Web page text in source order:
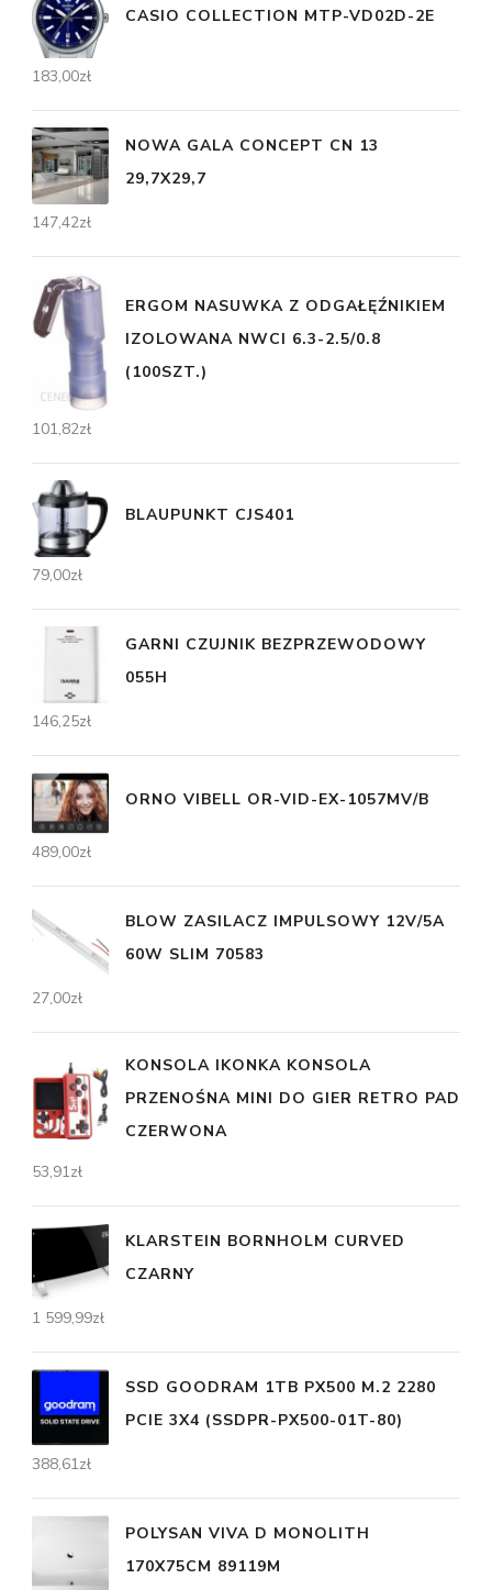
CASIO COLLECTION MTP-VD02D-2E
183,00zł
NOWA GALA CONCEPT CN 13
29,7X29,7
147,42zł
ERGOM NASUWKA Z ODGAŁĘŹNIKIEM
IZOLOWANA NWCI 6.3-2.5/0.8
(100SZT.)
101,82zł
BLAUPUNKT CJS401
79,00zł
GARNI CZUJNIK BEZPRZEWODOWY
055H
146,25zł
ORNO VIBELL OR-VID-EX-1057MV/B
489,00zł
BLOW ZASILACZ IMPULSOWY 12V/5A
60W SLIM 70583
27,00zł
KONSOLA IKONKA KONSOLA
PRZENOŚNA MINI DO GIER RETRO PAD
CZERWONA
53,91zł
KLARSTEIN BORNHOLM CURVED
CZARNY
1 599,99zł
SSD GOODRAM 1TB PX500 M.2 2280
PCIE 3X4 (SSDPR-PX500-01T-80)
388,61zł
POLYSAN VIVA D MONOLITH
170X75CM 89119M